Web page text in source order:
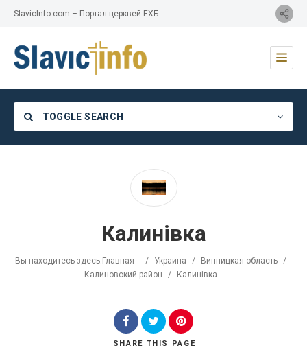
SlavicInfo.com – Портал церквей ЕХБ
TOGGLE SEARCH
Калинівка
Вы находитесь здесь: Главная / Украина / Винницкая область /
Калиновский район
/ Калинівка
SHARE THIS PAGE